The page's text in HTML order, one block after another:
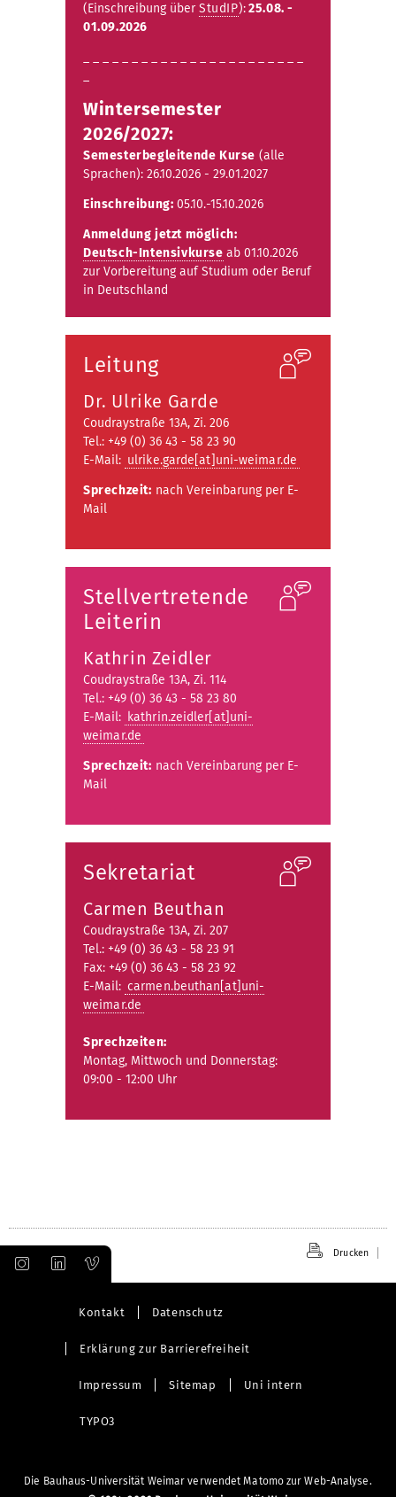
(Einschreibung über StudIP):25.08. -
01.09.2026
Wintersemester
2026/2027:
Semesterbegleitende Kurse (alle
Sprachen): 26.10.2026 - 29.01.2027
Einschreibung: 05.10.-15.10.2026
Anmeldung jetzt möglich:
Deutsch-Intensivkurse ab 01.10.2026
zur Vorbereitung auf Studium oder Beruf
in Deutschland
Leitung
Dr. Ulrike Garde
Coudraystraße 13A, Zi. 206
Tel.: +49 (0) 36 43 - 58 23 90
E-Mail: ulrike.garde[at]uni-weimar.de
Sprechzeit: nach Vereinbarung per E-
Mail
Stellvertretende
Leiterin
Kathrin Zeidler
Coudraystraße 13A, Zi. 114
Tel.: +49 (0) 36 43 - 58 23 80
E-Mail: kathrin.zeidler[at]uni-
weimar.de
Sprechzeit: nach Vereinbarung per E-
Mail
Sekretariat
Carmen Beuthan
Coudraystraße 13A, Zi. 207
Tel.: +49 (0) 36 43 - 58 23 91
Fax: +49 (0) 36 43 - 58 23 92
E-Mail: carmen.beuthan[at]uni-
weimar.de
Sprechzeiten:
Montag, Mittwoch und Donnerstag:
09:00 - 12:00 Uhr
Drucken
Kontakt Datenschutz
Erklärung zur Barrierefreiheit
Impressum Sitemap Uni intern
TYPO3
Die Bauhaus-Universität Weimar verwendet Matomo zur Web-Analyse.